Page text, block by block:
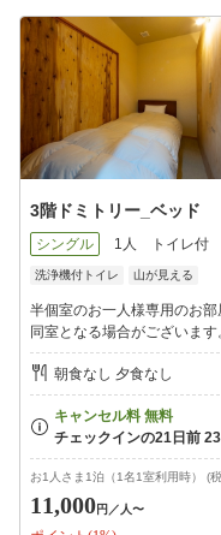
※男女同室となる場合あり
■ご案内
・チェックイン：15時〜
す。19時までに必ずチェ
・チェックアウト：〜10時
※みなかみのタクシーは
3階ドミトリー_ベッド
シングル 1人 トイレ付
洗浄機付トイレ 山が見える
半個室のお一人様専用のお
同室となる場合がございます
朝食なし 夕食なし
お1人さま1泊（1名1室利用時） (
11,000円 ／人〜